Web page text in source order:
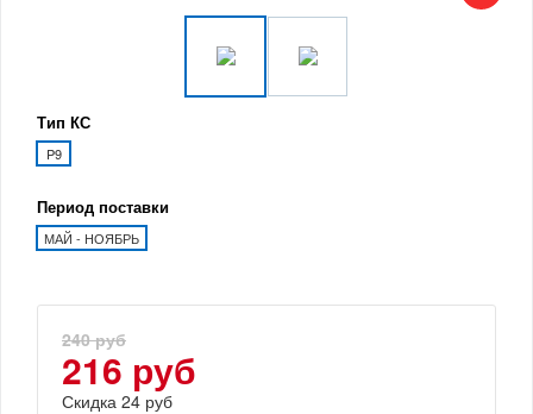
Тип КС
P9
Период поставки
МАЙ - НОЯБРЬ
240 руб
216 руб
Скидка 24 руб